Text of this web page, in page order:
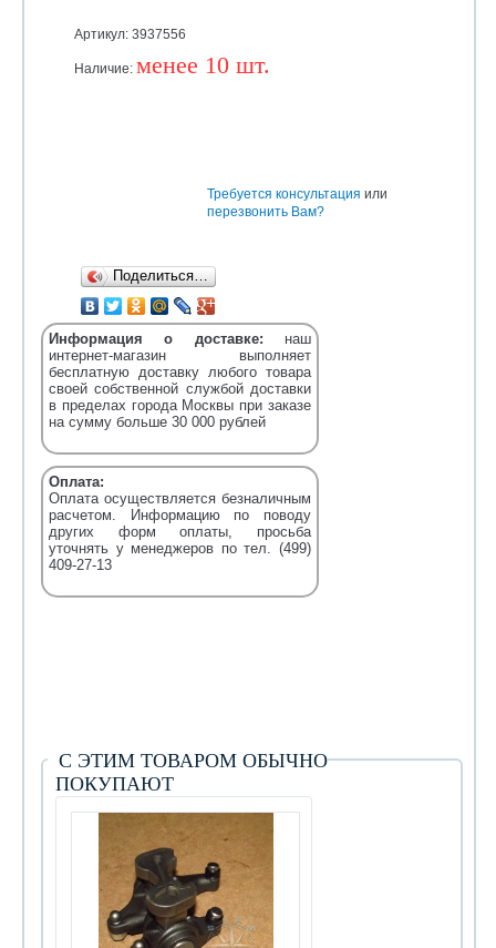
Артикул: 3937556
Наличие: менее 10 шт.
Поделиться…
Требуется консультация или
перезвонить Вам?
Информация о доставке: наш
интернет-магазин выполняет
бесплатную доставку любого товара
своей собственной службой доставки
в пределах города Москвы при заказе
на сумму больше 30 000 рублей
Оплата:
Оплата осуществляется безналичным
расчетом. Информацию по поводу
других форм оплаты, просьба
уточнять у менеджеров по тел. (499)
409-27-13
С ЭТИМ ТОВАРОМ ОБЫЧНО
ПОКУПАЮТ